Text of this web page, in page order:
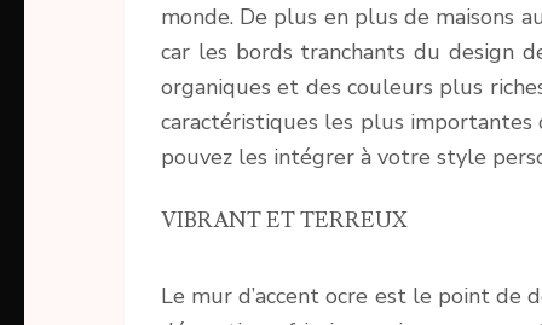
monde. De plus en plus de maisons
car les bords tranchants du design
organiques et des couleurs plus
caractéristiques les plus
pouvez les intégrer à votre style
VIBRANT ET TERREUX
Le mur d’accent ocre est le point de